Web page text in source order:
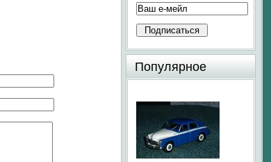
Популярное